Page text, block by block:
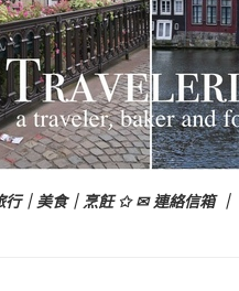
｜美食｜烹飪 ✩ ✉ 連絡信箱 ｜